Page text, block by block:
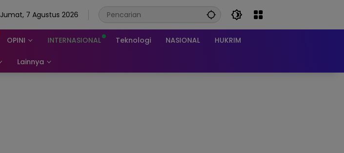
Jumat, 7 Agustus 2026
OPINI INTERNASIONAL Teknologi NASIONAL HUKRIM
Lainnya